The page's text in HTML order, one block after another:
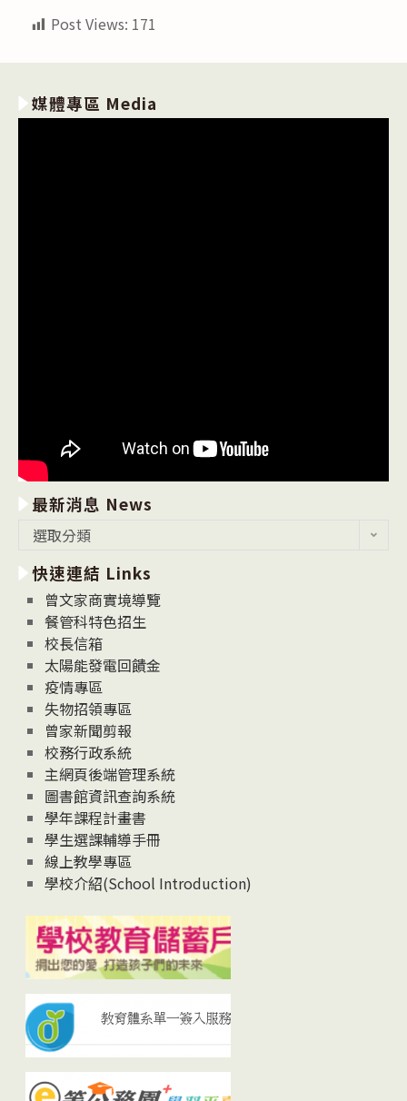
Post Views: 171
媒體專區 Media
最新消息 News
消
息
News
選取分類
快速連結 Links
曾文家商實境導覽
餐管科特色招生
校長信箱
太陽能發電回饋金
疫情專區
失物招領專區
曾家新聞剪報
校務行政系統
主網頁後端管理系統
圖書館資訊查詢系統
學年課程計畫書
學生選課輔導手冊
線上教學專區
學校介紹(School Introduction)